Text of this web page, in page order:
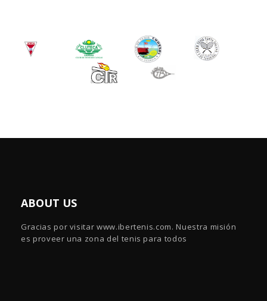
ABOUT US
Gracias por visitar www.ibertenis.com. Nuestra misión
es proveer una zona del tenis para todos